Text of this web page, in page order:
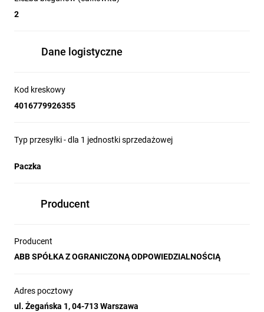
2
Dane logistyczne
Kod kreskowy
4016779926355
Typ przesyłki - dla 1 jednostki sprzedażowej
Paczka
Producent
Producent
ABB SPÓŁKA Z OGRANICZONĄ ODPOWIEDZIALNOŚCIĄ
Adres pocztowy
ul. Żegańska 1, 04-713 Warszawa